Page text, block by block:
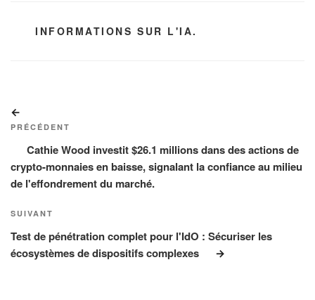
CATÉGORIES
INFORMATIONS SUR L'IA.
de
l’article
précédent
PRÉCÉDENT
Cathie Wood investit $26.1 millions dans des actions de
crypto-monnaies en baisse, signalant la confiance au milieu
de l'effondrement du marché.
Article
suivant
SUIVANT
Test de pénétration complet pour l'IdO : Sécuriser les
écosystèmes de dispositifs complexes